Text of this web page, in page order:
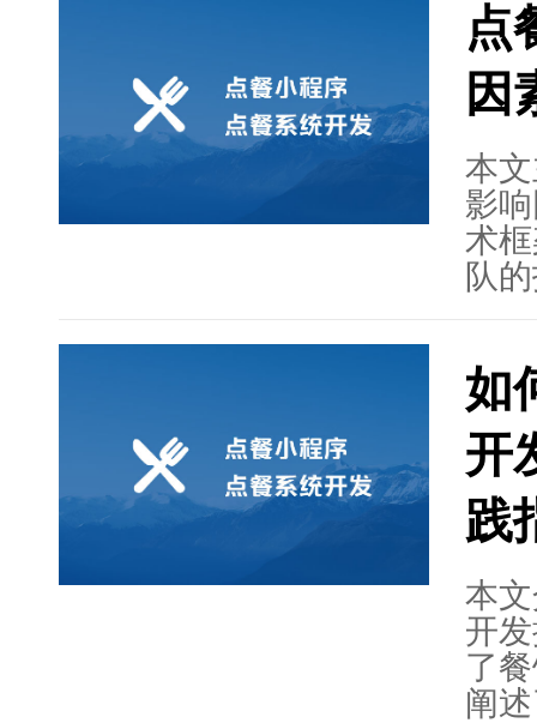
面
从
和
调
考
的
实
点
因
本
影
术
队
沟
络
力
如
开
践
本
开
了
阐